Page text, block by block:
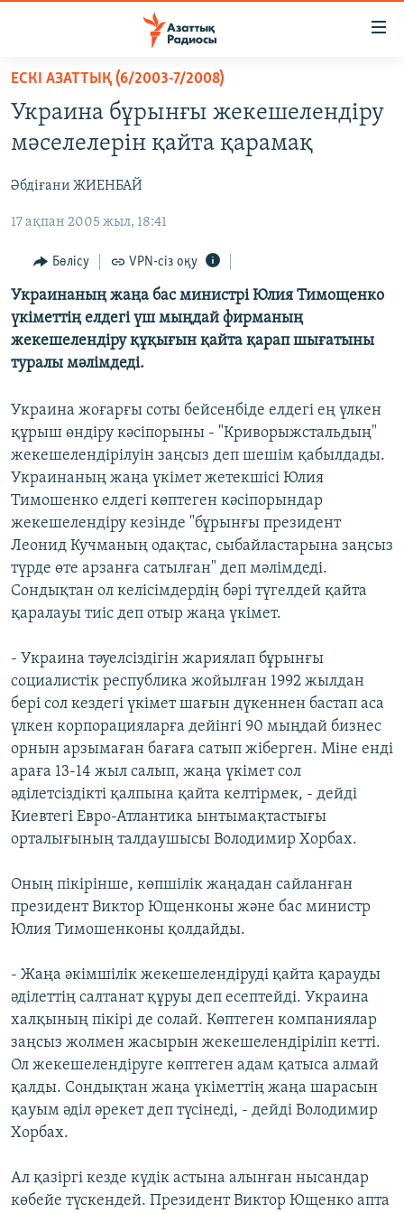
Skip
main
content
to
Navigation
Search
САЯСАТ
ҚАҢТАР ОҚИҒАСЫ
АДАМ ҚҰҚЫҚТАРЫ
ӘЛЕУМЕТ
ӘЛЕМ
АРНАЙЫ ЖОБАЛАР
Русский
ЖАЗЫЛЫҢЫЗ
Басқа тілдерде
ЕСКІ АЗАТТЫҚ (6/2003-7/2008)
Украина бұрынғы жекешелендіру
мәселелерін қайта қарамақ
Әбдіғани ЖИЕНБАЙ
17 ақпан 2005 жыл, 18:41
Бөлісу VPN-сіз оқу
Украинаның жаңа бас министрі Юлия Тимощенко
үкіметтің елдегі үш мыңдай фирманың
жекешелендіру құқығын қайта қарап шығатыны
туралы мәлімдеді.
Украина жоғарғы соты бейсенбіде елдегі ең үлкен
құрыш өндіру кәсіпорыны - "Криворыжстальдың"
жекешелендірілуін заңсыз деп шешім қабылдады.
Украинаның жаңа үкімет жетекшісі Юлия
Тимошенко елдегі көптеген кәсіпорындар
жекешелендіру кезінде "бұрынғы президент
Леонид Кучманың одақтас, сыбайластарына заңсыз
түрде өте арзанға сатылған" деп мәлімдеді.
Сондықтан ол келісімдердің бәрі түгелдей қайта
қаралауы тиіс деп отыр жаңа үкімет.
- Украина тәуелсіздігін жариялап бұрынғы
социалистік республика жойылған 1992 жылдан
бері сол кездегі үкімет шағын дүкеннен бастап аса
үлкен корпорацияларға дейінгі 90 мыңдай бизнес
орнын арзымаған бағаға сатып жіберген. Міне енді
араға 13-14 жыл салып, жаңа үкімет сол
әділетсіздікті қалпына қайта келтірмек, - дейді
Киевтегі Евро-Атлантика ынтымақтастығы
орталығының талдаушысы Володимир Хорбах.
Оның пікірінше, көпшілік жаңадан сайланған
президент Виктор Ющенконы және бас министр
Юлия Тимошенконы қолдайды.
- Жаңа әкімшілік жекешелендіруді қайта қарауды
әділеттің салтанат құруы деп есептейді. Украина
халқының пікірі де солай. Көптеген компаниялар
заңсыз жолмен жасырын жекешелендіріліп кетті.
Ол жекешелендіруге көптеген адам қатыса алмай
қалды. Сондықтан жаңа үкіметтің жаңа шарасын
қауым әділ әрекет деп түсінеді, - дейді Володимир
Хорбах.
Ал қазіргі кезде күдік астына алынған нысандар
көбейе түскендей. Президент Виктор Ющенко апта